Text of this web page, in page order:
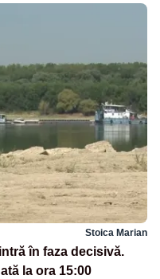
Stoica Marian
în faza decisivă.
la ora 15:00